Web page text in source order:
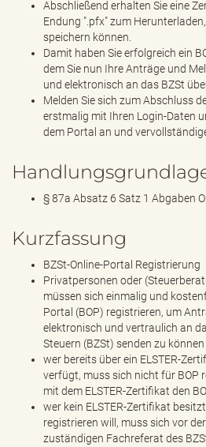
Abschließend erhalten Sie eine
Endung ".pfx" zum
speichern können.
Damit haben Sie erfolgreich ein
dem Sie nun Ihre Anträge und
und elektronisch an das BZSt
Melden Sie sich zum Abschluss
erstmalig mit Ihren Login-Daten
dem Portal an und
§ 87a Absatz 6 Satz 1 Abgaben
Kurzfassung
BZSt-Online-Portal Registrierung
Privatpersonen oder
müssen sich einmalig und
Portal (BOP) registrieren, um
elektronisch und vertraulich an
Steuern (BZSt) senden zu können
wer bereits über ein ELSTER-
verfügt, muss sich nicht für BOP
mit dem ELSTER-Zertifikat den
wer kein ELSTER-Zertifikat
registrieren will, muss sich vor
zuständigen Fachreferat des